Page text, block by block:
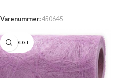
Varenummer:450645
UDSOLGT